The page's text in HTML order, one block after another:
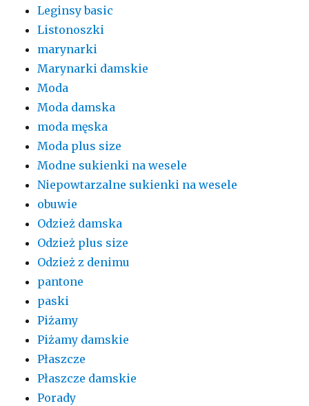
Leginsy basic
Listonoszki
marynarki
Marynarki damskie
Moda
Moda damska
moda męska
Moda plus size
Modne sukienki na wesele
Niepowtarzalne sukienki na wesele
obuwie
Odzież damska
Odzież plus size
Odzież z denimu
pantone
paski
Piżamy
Piżamy damskie
Płaszcze
Płaszcze damskie
Porady